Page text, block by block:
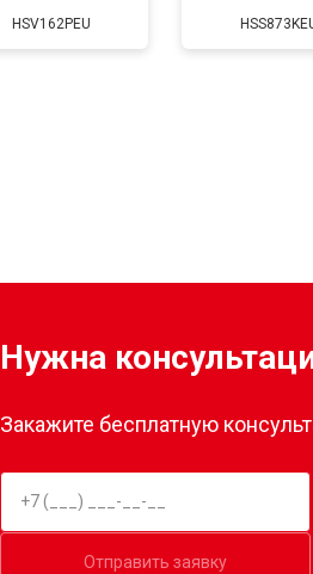
HSV162PEU
Нужна
Закажите бесплатную
Отправить заявку